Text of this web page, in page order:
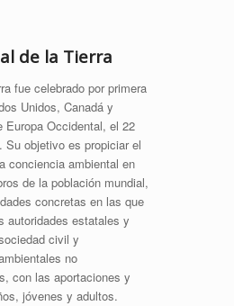
de la Tierra
fue celebrado por primera
Unidos, Canadá y
Europa Occidental, el 22
Su objetivo es propiciar el
conciencia ambiental en
de la población mundial,
concretas en las que
autoridades estatales y
civil y
no
con las aportaciones y
jóvenes y adultos.